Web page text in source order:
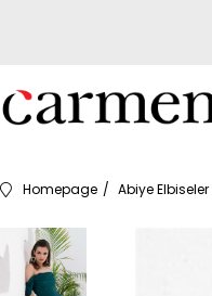
Homepage Abiye Elbiseler